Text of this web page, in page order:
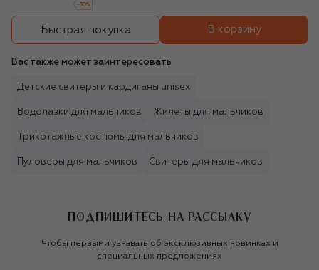
-30%
Быстрая покупка В корзину
Вас также может заинтересовать
Детские свитеры и кардиганы unisex
Водолазки для мальчиков Жилеты для мальчиков
Трикотажные костюмы для мальчиков
Пуловеры для мальчиков Свитеры для мальчиков
ПОДПИШИТЕСЬ НА РАССЫЛКУ
Чтобы первыми узнавать об эксклюзивных новинках и
специальных предложениях